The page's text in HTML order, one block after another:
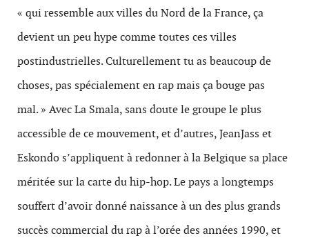
« qui ressemble aux villes du Nord de la France, ça
devient un peu hype comme toutes ces villes
postindustrielles. Culturellement tu as beaucoup de
choses, pas spécialement en rap mais ça bouge pas
mal. » Avec La Smala, sans doute le groupe le plus
accessible de ce mouvement, et d’autres, JeanJass et
Eskondo s’appliquent à redonner à la Belgique sa place
méritée sur la carte du hip-hop. Le pays a longtemps
souffert d’avoir donné naissance à un des plus grands
succès commercial du rap à l’orée des années 1990, et